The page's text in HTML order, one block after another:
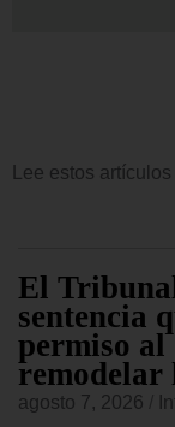
Lee estos artículos
El
sentencia
permiso al
remodelar
agosto 7, 2026